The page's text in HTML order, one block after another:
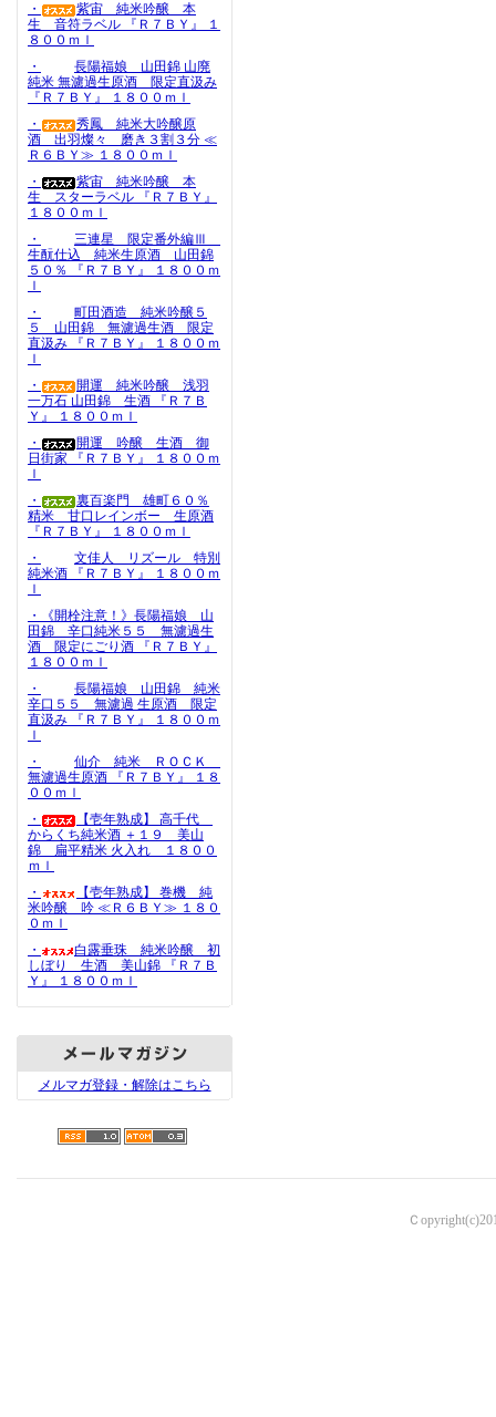
・
紫宙 純米吟醸 本
生 音符ラベル 『Ｒ７ＢＹ』 １
８００ｍｌ
・
長陽福娘 山田錦 山廃
純米 無濾過生原酒 限定直汲み
『Ｒ７ＢＹ』 １８００ｍｌ
・
秀鳳 純米大吟醸原
酒 出羽燦々 磨き３割３分 ≪
Ｒ６ＢＹ≫ １８００ｍｌ
・
紫宙 純米吟醸 本
生 スターラベル 『Ｒ７ＢＹ』
１８００ｍｌ
・
三連星 限定番外編Ⅲ
生酛仕込 純米生原酒 山田錦
５０％ 『Ｒ７ＢＹ』 １８００ｍ
ｌ
・
町田酒造 純米吟醸５
５ 山田錦 無濾過生酒 限定
直汲み 『Ｒ７ＢＹ』 １８００ｍ
ｌ
・
開運 純米吟醸 浅羽
一万石 山田錦 生酒 『Ｒ７Ｂ
Ｙ』 １８００ｍｌ
・
開運 吟醸 生酒 御
日街家 『Ｒ７ＢＹ』 １８００ｍ
ｌ
・
裏百楽門 雄町６０％
精米 甘口レインボー 生原酒
『Ｒ７ＢＹ』 １８００ｍｌ
・
文佳人 リズール 特別
純米酒 『Ｒ７ＢＹ』 １８００ｍ
ｌ
・《開栓注意！》長陽福娘 山
田錦 辛口純米５５ 無濾過生
酒 限定にごり酒 『Ｒ７ＢＹ』
１８００ｍｌ
・
長陽福娘 山田錦 純米
辛口５５ 無濾過 生原酒 限定
直汲み 『Ｒ７ＢＹ』 １８００ｍ
ｌ
・
仙介 純米 ＲＯＣＫ
無濾過生原酒 『Ｒ７ＢＹ』 １８
００ｍｌ
・
【壱年熟成】 高千代
からくち純米酒 ＋１９ 美山
錦 扁平精米 火入れ １８００
ｍｌ
・
【壱年熟成】 巻機 純
米吟醸 吟 ≪Ｒ６ＢＹ≫ １８０
０ｍｌ
・
白露垂珠 純米吟醸 初
しぼり 生酒 美山錦 『Ｒ７Ｂ
Ｙ』 １８００ｍｌ
メルマガ登録・解除はこちら
Ｃ